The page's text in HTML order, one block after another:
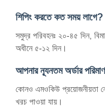
শিপিং করতে কত সময় লাগে?
সমুদ্র পরিবহনঃ ২০-৪৫ দিন,
অধীনে ৫-১২ দিন।
আপনার ন্যূনতম অর্ডার
কোনও এমওকিউ প্রয়োজনীয়তা
খরচ পাওয়া যায়।